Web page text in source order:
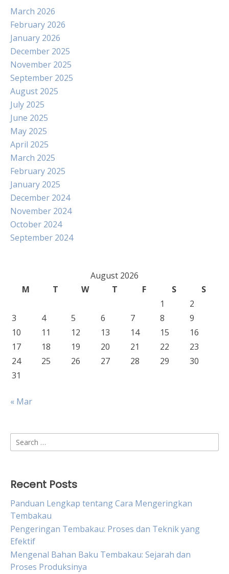
March 2026
February 2026
January 2026
December 2025
November 2025
September 2025
August 2025
July 2025
June 2025
May 2025
April 2025
March 2025
February 2025
January 2025
December 2024
November 2024
October 2024
September 2024
August 2026
M
T W T F S
S
1
2
3
4 5 6 7 8
9
10
11 12 13 14 15
16
17
18 19 20 21 22
23
24
25 26 27 28 29
30
31
« Mar
Search
for:
Recent Posts
Panduan Lengkap tentang Cara Mengeringkan
Tembakau
Pengeringan Tembakau: Proses dan Teknik yang
Efektif
Mengenal Bahan Baku Tembakau: Sejarah dan
Proses Produksinya